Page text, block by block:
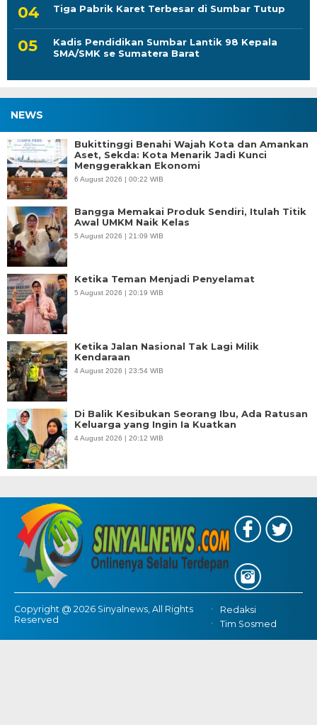
Tiga Pabrik Karet Terbesar di Sumbar Tutup
Kadis Pendidikan Sumbar Lantik 98 Kepala
SMA/SMK se Sumatera Barat
NEWS
Bukittinggi Benahi Wajah Kota dan Amankan
Aset, Sekda: Kota Menarik Jadi Kunci
Menggerakkan Ekonomi
6 August 2026 | 00:22 WIB
Bangga Memakai Produk Sendiri, Itulah Titik
Awal UMKM Naik Kelas
5 August 2026 | 21:09 WIB
Ketika Teman Menjadi Penyelamat
5 August 2026 | 20:19 WIB
Ketika Jalan Nasional Tak Lagi Milik
Kendaraan
4 August 2026 | 23:54 WIB
Di Balik Kesibukan Seorang Ibu, Ada Ratusan
Keluarga yang Ingin Ia Kuatkan
4 August 2026 | 20:12 WIB
Copyright @ 2026 Sinyalnews, All Rights
Reserved
Redaksi
Tim Sosmed